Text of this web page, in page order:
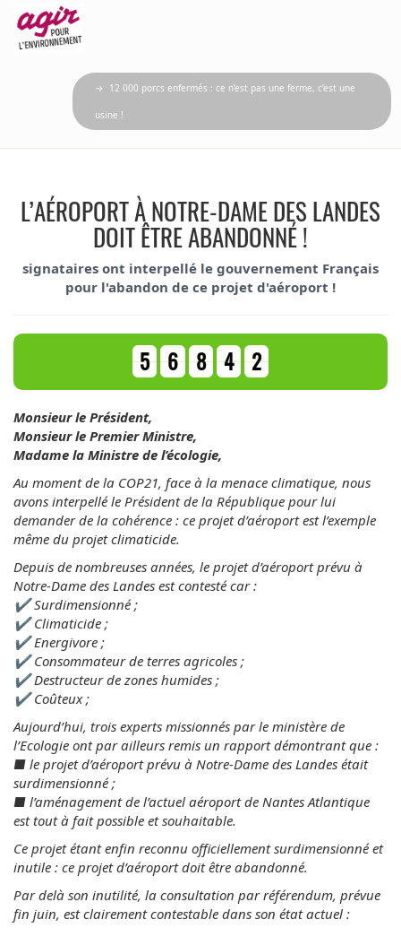
→ 12 000 porcs enfermés : ce n’est pas une ferme, c’est une
usine !
L’AÉROPORT À NOTRE-DAME DES LANDES
DOIT ÊTRE ABANDONNÉ !
signataires ont interpellé le gouvernement Français
pour l'abandon de ce projet d'aéroport !
5 6 8 4 2
Monsieur le Président,
Monsieur le Premier Ministre,
Madame la Ministre de l’écologie,
Au moment de la COP21, face à la menace climatique, nous
avons interpellé le Président de la République pour lui
demander de la cohérence : ce projet d’aéroport est l’exemple
même du projet climaticide.
Depuis de nombreuses années, le projet d’aéroport prévu à
Notre-Dame des Landes est contesté car :
✔ Surdimensionné ;
✔ Climaticide ;
✔ Energivore ;
✔ Consommateur de terres agricoles ;
✔ Destructeur de zones humides ;
✔ Coûteux ;
Aujourd’hui, trois experts missionnés par le ministère de
l’Ecologie ont par ailleurs remis un rapport démontrant que :
■ le projet d’aéroport prévu à Notre-Dame des Landes était
surdimensionné ;
■ l’aménagement de l’actuel aéroport de Nantes Atlantique
est tout à fait possible et souhaitable.
Ce projet étant enfin reconnu officiellement surdimensionné et
inutile : ce projet d’aéroport doit être abandonné.
Par delà son inutilité, la consultation par référendum, prévue
fin juin, est clairement contestable dans son état actuel :